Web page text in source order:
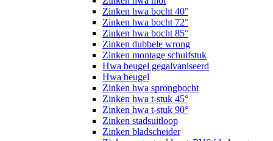
Zinken hwa bocht 40°
Zinken hwa bocht 72°
Zinken hwa bocht 85°
Zinken dubbele wrong
Zinken montage schuifstuk
Hwa beugel gegalvaniseerd
Hwa beugel
Zinken hwa sprongbocht
Zinken hwa t-stuk 45°
Zinken hwa t-stuk 90°
Zinken stadsuitloop
Zinken bladscheider